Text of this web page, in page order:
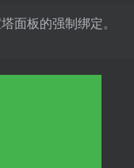
面板的强制绑定。